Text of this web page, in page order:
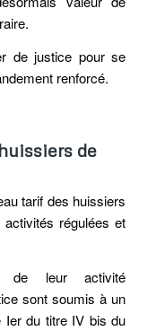
de justice pour se
renforcé.
de
tarif des huissiers
régulées et
de leur activité
sont soumis à un
Ier du titre IV bis du